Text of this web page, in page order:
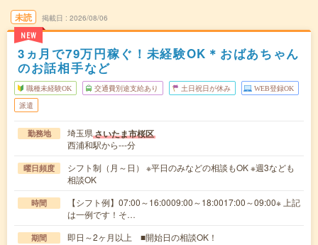
未読
NEW
掲載日 2026/08/06
3ヵ月で79万円稼ぐ！未経験OK＊おばあちゃん
のお話相手など
職種未経験OK 交通費別途支給あり 土日祝日が休み WEB登録OK
派遣
勤務地 埼玉県さいたま市桜区
西浦和駅から---分
曜日頻度
シフト制（月～日） ※平日のみなどの相談もOK ※週3なども
相談OK
時間
【シフト例】07:00～16:0009:00～18:0017:00～09:00※ 上記
は一例です！そ…
期間 即日～2ヶ月以上 ■開始日の相談OK！